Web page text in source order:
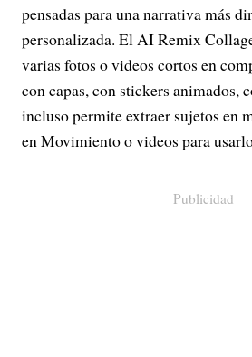
pensadas para una narrativa más
personalizada. El AI Remix
varias fotos o videos cortos en
con capas, con stickers animados,
incluso permite extraer sujetos en
en Movimiento o videos para
Publicidad